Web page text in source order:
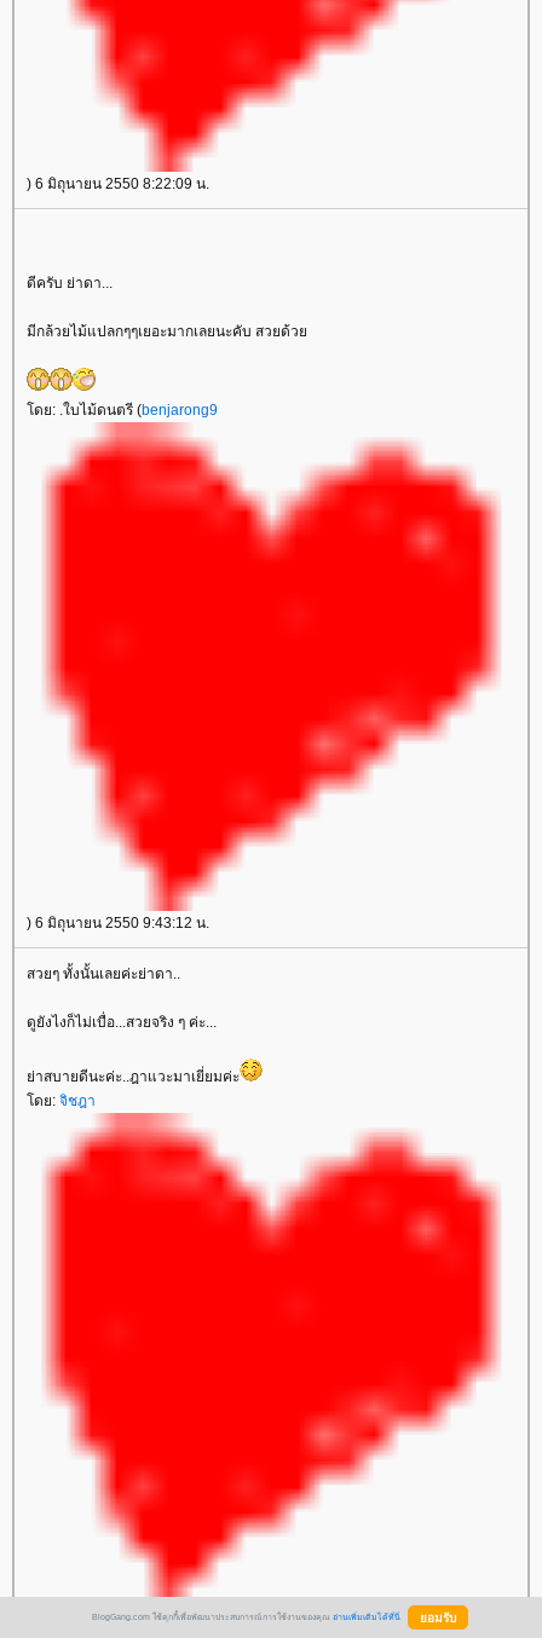
) 6 มิถุนายน 2550 8:22:09 น.
ดีครับ ย่าดา...
มีกล้วยไม้แปลกๆๆเยอะมากเลยนะคับ สวยด้ว
ดย: .ใบไม้ดนตรี (benjarong9
) 6 มิถุนายน 2550 9:43:12 น.
สวยๆ ทั้งนั้นเลยค่ะย่าดา..
ดูยังไงก็ไม่เบื่อ...สวยจริง ๆ ค่ะ...
่าสบายดีนะค่ะ..ฎาแวะมาเยี่ยมค่ะ
ดย: จิชฎา
6 มิถุนายน 2550 10:11:53 น.
BlogGang.com ใช้คุกกี้เพื่อพัฒนาประสบการณ์การใช้งานของคุณ อ่านเพิ่มเติมได้ที่นี่